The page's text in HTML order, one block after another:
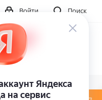
Поиск
Войти